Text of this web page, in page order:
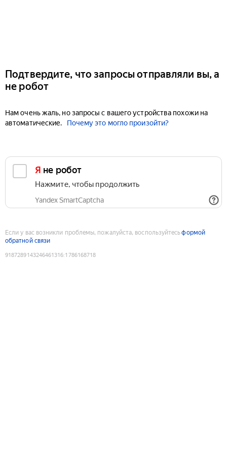
Подтвердите, что запросы отправляли вы, а
не робот
Нам очень жаль, но запросы с вашего устройства похожи на
автоматические.
Почему это могло произойти?
Я не робот
Нажмите, чтобы продолжить
Yandex SmartCaptcha
Если у вас возникли проблемы, пожалуйста, воспользуйтесьформой
обратной связи
9187289143246461316:1786168718